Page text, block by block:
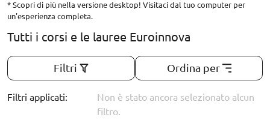
* Scopri di più nella versione desktop! Visitaci dal tuo computer per
un'esperienza completa.
Tutti i corsi e le lauree Euroinnova
Filtri Ordina per
Filtri applicati:
Non è stato ancora selezionato alcun
filtro.